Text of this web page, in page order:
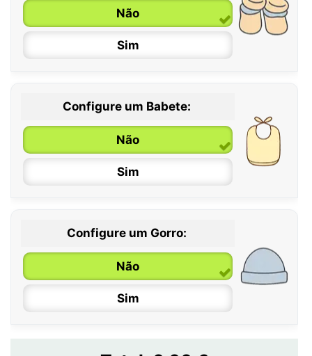
6 / 12 meses
12 / 18 meses
Não
Sim
Configure um Babete:
Não
Sim
Configure um Gorro:
Não
Sim